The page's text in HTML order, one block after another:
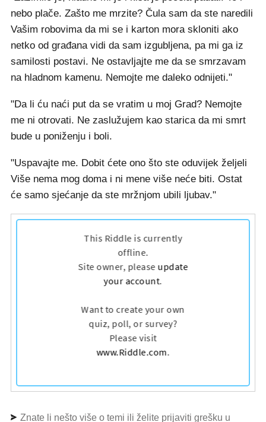
nebo plače. Zašto me mrzite? Čula sam da ste naredili
Vašim robovima da mi se i karton mora skloniti ako
netko od građana vidi da sam izgubljena, pa mi ga iz
samilosti postavi. Ne ostavljajte me da se smrzavam
na hladnom kamenu. Nemojte me daleko odnijeti."
"Da li ću naći put da se vratim u moj Grad? Nemojte
me ni otrovati. Ne zaslužujem kao starica da mi smrt
bude u poniženju i boli.
"Uspavajte me. Dobit ćete ono što ste oduvijek željeli
Više nema mog doma i ni mene više neće biti. Ostat
će samo sjećanje da ste mržnjom ubili ljubav."
Znate li nešto više o temi ili želite prijaviti grešku u